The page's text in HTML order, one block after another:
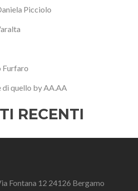
Picciolo
Furfaro
di quello by AA.AA
RECENTI
Fontana 12 24126 Bergamo